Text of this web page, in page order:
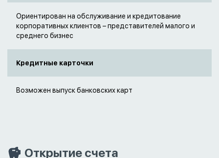
Ориентирован на обслуживание и кредитование
корпоративных клиентов – представителей малого и
среднего бизнес
Кредитные карточки
Возможен выпуск банковских карт
Открытие счета